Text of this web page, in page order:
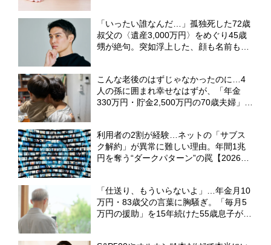
「いったい誰なんだ…」孤独死した72歳
叔父の〈遺産3,000万円〉をめぐり45歳
甥が絶句。突如浮上した、顔も名前も知
こんな老後のはずじゃなかったのに…4
人の孫に囲まれ幸せなはずが、「年金
330万円・貯金2,500万円の70歳夫婦」の
利用者の2割が経験…ネットの「サブス
ク解約」が異常に難しい理由。年間1兆
円を奪う“ダークパターン”の罠【2026年
「仕送り、もういらないよ」…年金月10
万円・83歳父の言葉に胸騒ぎ。「毎月5
万円の援助」を15年続けた55歳息子が、